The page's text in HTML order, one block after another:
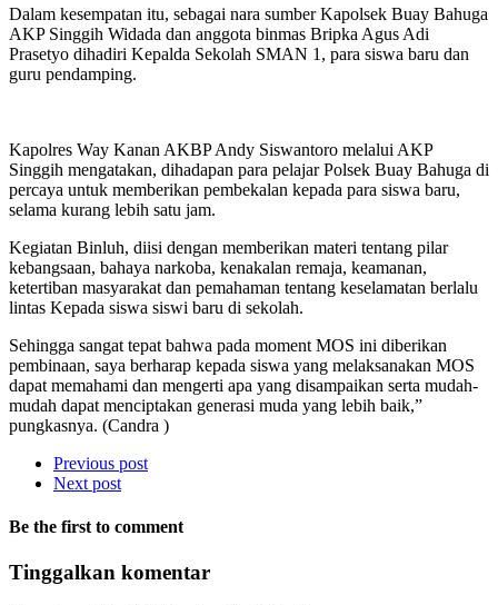
Dalam kesempatan itu, sebagai nara sumber Kapolsek Buay Bahuga
AKP Singgih Widada dan anggota binmas Bripka Agus Adi
Prasetyo dihadiri Kepalda Sekolah SMAN 1, para siswa baru dan
guru pendamping.
Kapolres Way Kanan AKBP Andy Siswantoro melalui AKP
Singgih mengatakan, dihadapan para pelajar Polsek Buay Bahuga di
percaya untuk memberikan pembekalan kepada para siswa baru,
selama kurang lebih satu jam.
Kegiatan Binluh, diisi dengan memberikan materi tentang pilar
kebangsaan, bahaya narkoba, kenakalan remaja, keamanan,
ketertiban masyarakat dan pemahaman tentang keselamatan berlalu
lintas Kepada siswa siswi baru di sekolah.
Sehingga sangat tepat bahwa pada moment MOS ini diberikan
pembinaan, saya berharap kepada siswa yang melaksanakan MOS
dapat memahami dan mengerti apa yang disampaikan serta mudah-
mudah dapat menciptakan generasi muda yang lebih baik,”
pungkasnya. (Candra )
Previous post
Next post
Be the first to comment
Tinggalkan komentar